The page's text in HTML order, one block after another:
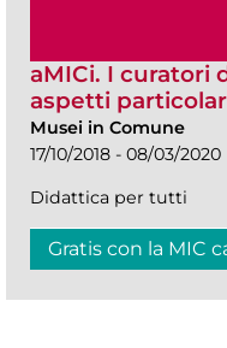
aMICi. I curatori
aspetti
Musei in Comune
17/10/2018 - 08/03/2020
Didattica per tutti
Gratis con la MIC